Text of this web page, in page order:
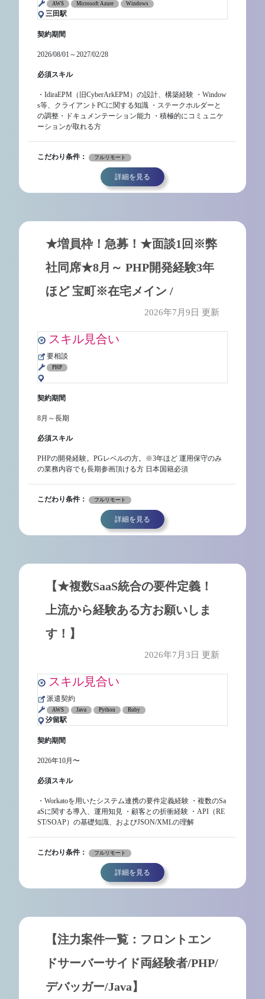
AWS Microsoft Azure Windows
三田駅
契約期間
2026/08/01～2027/02/28
必須スキル
・IdiraEPM（旧CyberArkEPM）の設計、構築経験 ・Window
s等、クライアントPCに関する知識 ・ステークホルダーと
の調整・ドキュメンテーション能力 ・積極的にコミュニケ
ーションが取れる方
こだわり条件： フルリモート
詳細を見る
★増員枠！急募！★面談1回※弊
社同席★8月～ PHP開発経験3年
ほど 宝町※在宅メイン /
2026年7月9日 更新
スキル見合い
要相談
PHP
契約期間
8月～長期
必須スキル
PHPの開発経験。PGレベルの方。※3年ほど 運用保守のみ
の業務内容でも長期参画頂ける方 日本国籍必須
こだわり条件： フルリモート
詳細を見る
【★複数SaaS統合の要件定義！
上流から経験ある方お願いしま
す！】
2026年7月3日 更新
スキル見合い
派遣契約
AWS Java Python Ruby
汐留駅
契約期間
2026年10月〜
必須スキル
・Workatoを用いたシステム連携の要件定義経験 ・複数のSa
aSに関する導入、運用知見 ・顧客との折衝経験 ・API（RE
ST/SOAP）の基礎知識、およびJSON/XMLの理解
こだわり条件： フルリモート
詳細を見る
【注力案件一覧：フロントエン
ドサーバーサイド両経験者/PHP/
デバッガー/Java】